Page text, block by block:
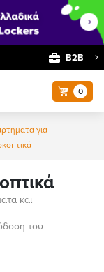
Β2Β
0
για
και
του